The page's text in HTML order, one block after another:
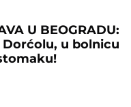
U BEOGRADU:
Dorćolu, u bolnicu